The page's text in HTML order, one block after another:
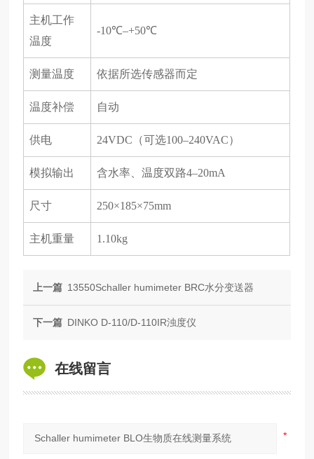
主机工作
温度
-10℃–+50℃
测量温度 依据所选传感器而定
温度补偿 自动
供电 24VDC（可选100–240VAC）
模拟输出 含水率、温度双路4–20mA
尺寸 250×185×75mm
主机重量 1.10kg
上一篇 13550Schaller humimeter BRC水分变送器
下一篇 DINKO D-110/D-110IR浊度仪
在线留言